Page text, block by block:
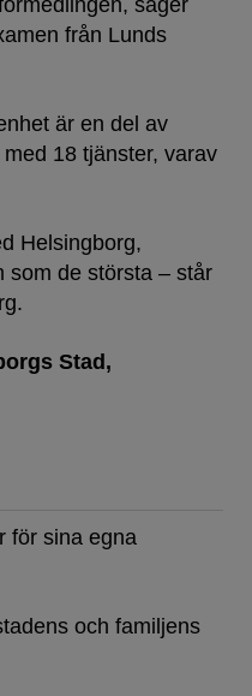
säger
från Lunds
är en del av
18 tjänster, varav
Helsingborg,
som de största – står
Stad
för sina egna
och familjens